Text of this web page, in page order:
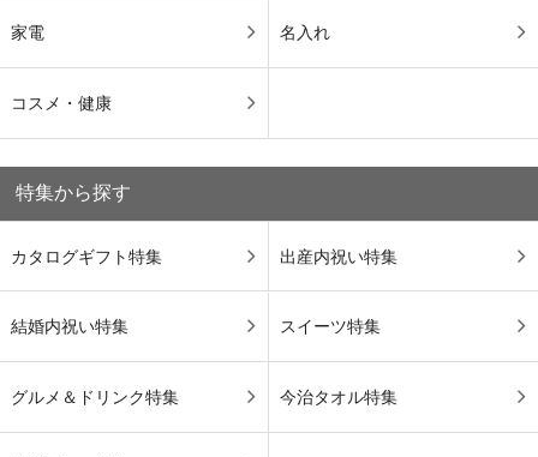
家電 名入れ
コスメ・健康
特集から探す
カタログギフト特集 出産内祝い特集
結婚内祝い特集 スイーツ特集
グルメ＆ドリンク特集 今治タオル特集